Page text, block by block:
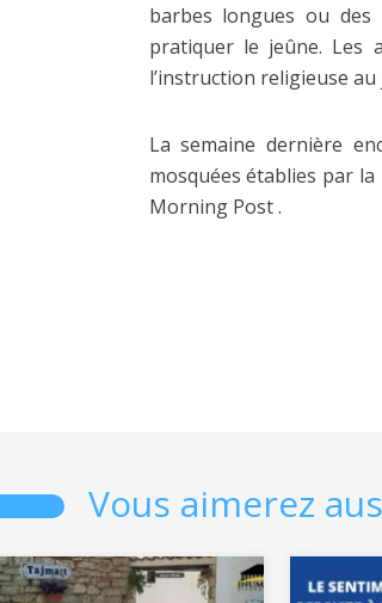
barbes longues ou des
pratiquer le jeûne. Les
l’instruction religieuse au
La semaine dernière
mosquées établies par
Morning Post .
Vous aimerez